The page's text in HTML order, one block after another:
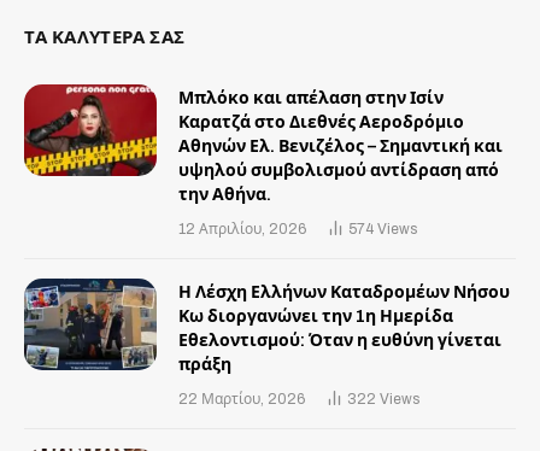
ΤΑ ΚΑΛΥΤΕΡΑ ΣΑΣ
Μπλόκο και απέλαση στην Ισίν
Καρατζά στο Διεθνές Αεροδρόμιο
Αθηνών Ελ. Βενιζέλος – Σημαντική και
υψηλού συμβολισμού αντίδραση από
την Αθήνα.
12 Απριλίου, 2026 574 Views
Η Λέσχη Ελλήνων Καταδρομέων Νήσου
Κω διοργανώνει την 1η Ημερίδα
Εθελοντισμού: Όταν η ευθύνη γίνεται
πράξη
22 Μαρτίου, 2026 322 Views